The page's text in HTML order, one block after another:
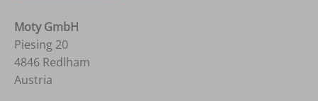
Moty GmbH
Piesing 20
4846 Redlham
Austria